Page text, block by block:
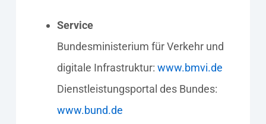
Service
Bundesministerium für Verkehr und
digitale Infrastruktur: www.bmvi.de
Dienstleistungsportal des Bundes:
www.bund.de